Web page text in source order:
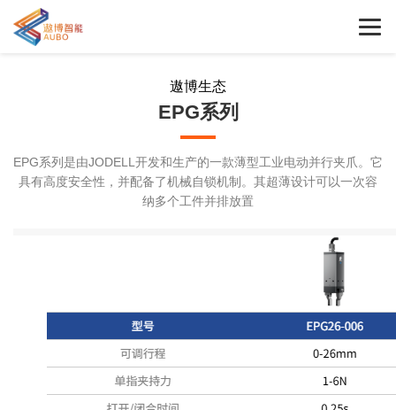
遨博生态
EPG系列
EPG系列是由JODELL开发和生产的一款薄型工业电动并行夹爪。它
具有高度安全性，并配备了机械自锁机制。其超薄设计可以一次容
纳多个工件并排放置